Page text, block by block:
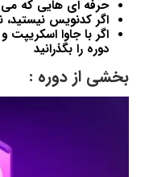
حرفه ای هایی که می
اگر کدنویس نیستید،
دوره را بگذرانید
بخشی از دوره :